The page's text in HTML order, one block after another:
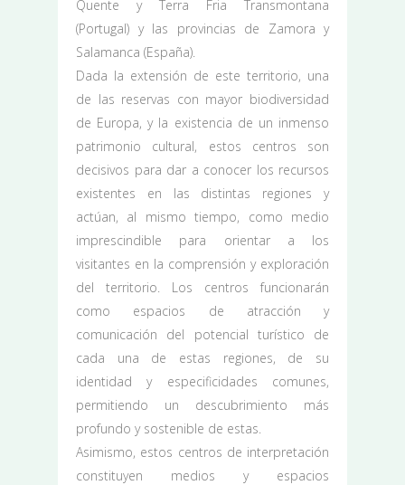
Quente y Terra Fria Transmontana
(Portugal) y las provincias de Zamora y
Salamanca (España).
Dada la extensión de este territorio, una
de las reservas con mayor biodiversidad
de Europa, y la existencia de un inmenso
patrimonio cultural, estos centros son
decisivos para dar a conocer los recursos
existentes en las distintas regiones y
actúan, al mismo tiempo, como medio
imprescindible para orientar a los
visitantes en la comprensión y exploración
del territorio. Los centros funcionarán
como espacios de atracción y
comunicación del potencial turístico de
cada una de estas regiones, de su
identidad y especificidades comunes,
permitiendo un descubrimiento más
profundo y sostenible de estas.
Asimismo, estos centros de interpretación
constituyen medios y espacios